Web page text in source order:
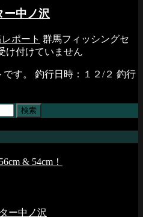
ー中ノ沢
ポート 群馬フィッシングセ
け付けていません
す。 釣行日時：１２/２ 釣行
& 54cm！
ー中ノ沢